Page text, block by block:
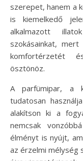
szerepet, hanem a
is kiemelkedő
alkalmazott
szokásainkat,
komfortérzetét
ösztönöz.
A parfümipar, a
tudatosan
alakítson ki a
nemcsak
élményt is nyújt,
az érzelmi mélység